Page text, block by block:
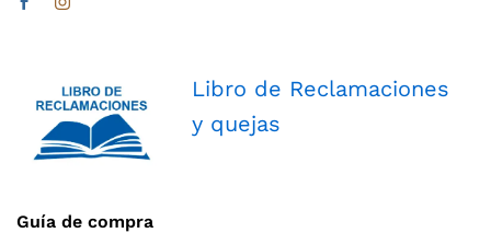
Libro de Reclamaciones
y quejas
Guía de compra